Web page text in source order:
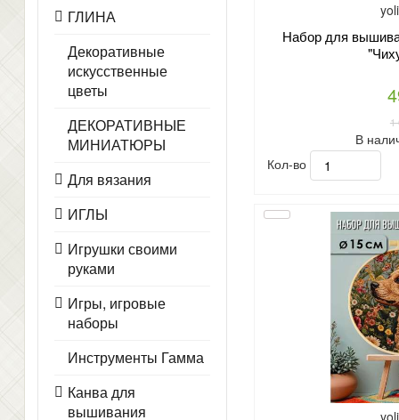
ГЛИНА
Декоративные
искусственные
цветы
ДЕКОРАТИВНЫЕ
МИНИАТЮРЫ
Для вязания
ИГЛЫ
Игрушки своими
руками
Игры, игровые
наборы
Инструменты Гамма
Канва для
вышивания
Набор для
1
В
Кол-во